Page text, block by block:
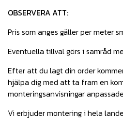
OBSERVERA ATT:
Pris som anges gäller per meter
Eventuella tillval görs i samråd
Efter att du lagt din order
hjälpa dig med att ta fram en
monteringsanvisningar
Vi erbjuder montering i hela